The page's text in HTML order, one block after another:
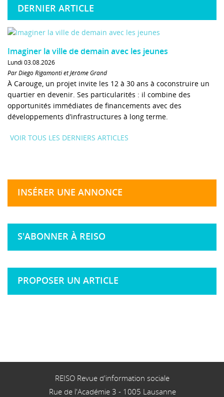
DERNIER ARTICLE
Imaginer la ville de demain avec les jeunes
Lundi 03.08.2026
Par Diego Rigamonti et Jérôme Grand
À Carouge, un projet invite les 12 à 30 ans à coconstruire un
quartier en devenir. Ses particularités : il combine des
opportunités immédiates de financements avec des
développements d’infrastructures à long terme.
VOIR TOUS LES DERNIERS ARTICLES
INSÉRER UNE ANNONCE
S'ABONNER À REISO
PROPOSER UN ARTICLE
REISO Revue d'information sociale
Rue de l'Académie 3 - 1005 Lausanne